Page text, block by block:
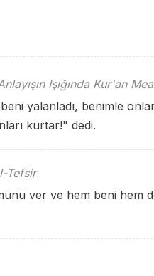
Işığında Kur'an
yalanladı, benimle
kurtar!" dedi.
Tefsir
ver ve hem beni hem